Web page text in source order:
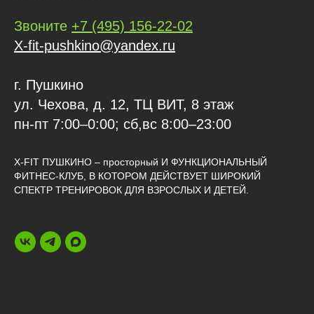
Звоните +7 (495) 156-22-02
X-fit-pushkino@yandex.ru
г. Пушкино
ул. Чехова, д. 12, ТЦ ВИТ, 8 этаж
пн-пт 7:00–0:00; сб,вс 8:00–23:00
X-FIT ПУШКИНО – просторный И ФУНКЦИОНАЛЬНЫЙ
ФИТНЕС-КЛУБ, В КОТОРОМ ДЕЙСТВУЕТ ШИРОКИЙ
СПЕКТР ТРЕНИРОВОК ДЛЯ ВЗРОСЛЫХ И ДЕТЕЙ.